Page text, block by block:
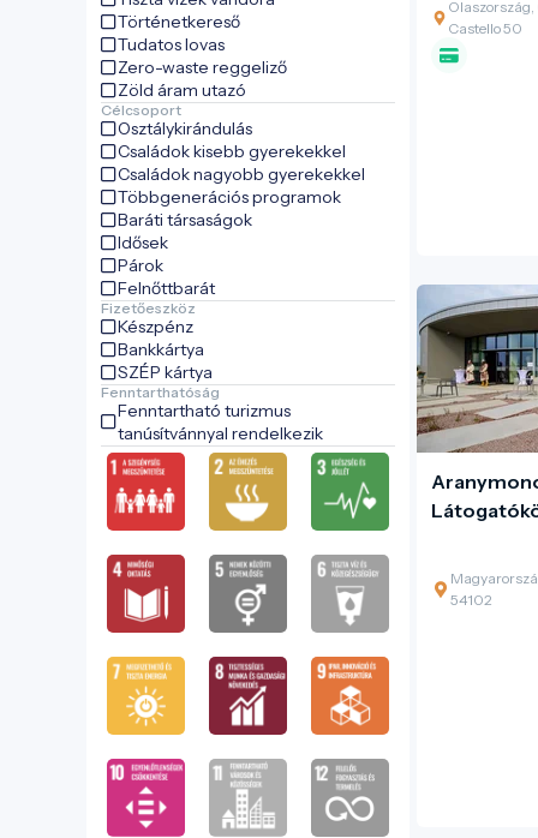
Történetkereső
Tudatos lovas
Zero-waste reggeliző
Zöld áram utazó
Célcsoport
Osztálykirándulás
Családok kisebb gyerekekkel
Családok nagyobb gyerekekkel
Többgenerációs programok
Baráti társaságok
Idősek
Párok
Felnőttbarát
Fizetőeszköz
Készpénz
Bankkártya
SZÉP kártya
Fenntarthatóság
Fenntartható turizmus
tanúsítvánnyal rendelkezik
évszázadok
palota és
Olaszország,
Castello 50
54102